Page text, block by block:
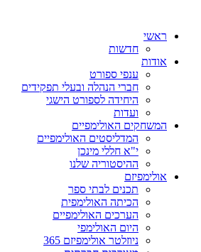
ראשי
חדשות
אודות
ענפי ספורט
חברי הנהלה ובעלי תפקידים
היחידה לספורט הישגי
ועדות
המשחקים האולימפיים
המדליסטים האולימפיים
י"א חללי מינכן
ההיסטוריה שלנו
אולימפיזם
תכנים לבתי ספר
הכיתה האולימפית
הערכים האולימפיים
היום האולימפי
ניוזלטר אולימפיזם 365